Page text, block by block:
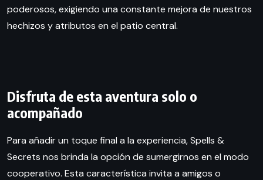
poderosos, exigiendo una constante mejora de nuestros
hechizos y atributos en el patio central.
Disfruta de esta aventura solo o
acompañado
Para añadir un toque final a la experiencia, Spells &
Secrets nos brinda la opción de sumergirnos en el modo
cooperativo. Esta característica invita a amigos o